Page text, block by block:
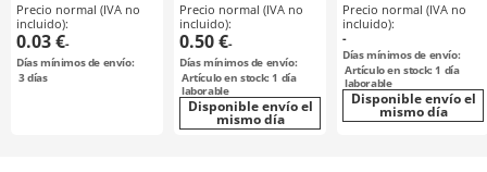
Precio normal (IVA no
incluido):
0.03 €-
Días mínimos de envío:
3días
Precio normal (IVA no
incluido):
0.50 €-
Días mínimos de envío:
Artículo en stock: 1 día
laborable
Disponible envío el
mismo día
para pasador de
aletas / incluye
pasador de aletas
Precio normal (IVA no
incluido):
-
Días mínimos de envío:
Artículo en stock: 1 día
laborable
Disponible envío el
mismo día